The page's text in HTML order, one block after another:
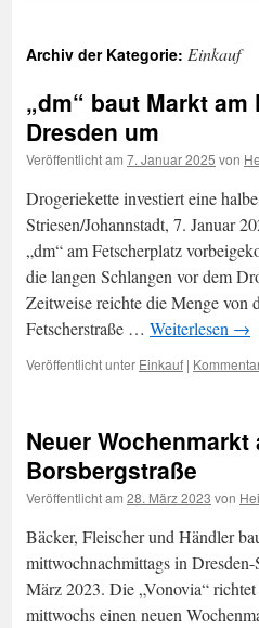
Archiv der Kategorie: Einkauf
„dm“ baut Markt
Dresden um
Veröffentlicht am 7. Januar 2025 von
Drogeriekette investiert eine
Striesen/Johannstadt, 7. Januar
„dm“ am Fetscherplatz
die langen Schlangen vor dem
Zeitweise reichte die Menge von
Fetscherstraße … Weiterlesen →
Veröffentlicht unter Einkauf |
Neuer Wochenmarkt
Borsbergstraße
Veröffentlicht am 28. März 2023 von
Bäcker, Fleischer und Händler
mittwochnachmittags in
März 2023. Die „Vonovia“
mittwochs einen neuen